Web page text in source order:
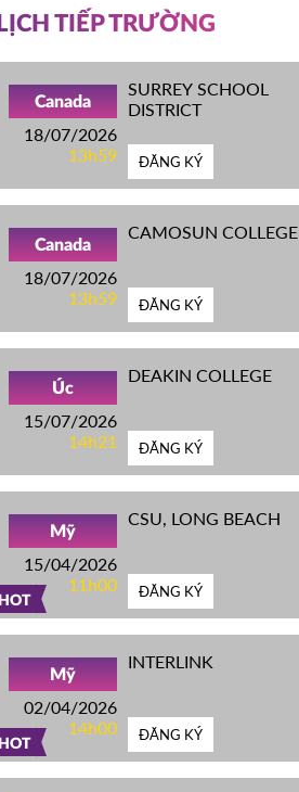
LỊCH TIẾP TRƯỜNG
Canada
18/07/2026
13h59
SURREY SCHOOL
DISTRICT
ĐĂNG KÝ
Canada
18/07/2026
13h59
CAMOSUN COLLEGE
ĐĂNG KÝ
Úc
15/07/2026
14h21
DEAKIN COLLEGE
ĐĂNG KÝ
HOT
Mỹ
15/04/2026
11h00
CSU, LONG BEACH
ĐĂNG KÝ
HOT
Mỹ
02/04/2026
14h00
INTERLINK
ĐĂNG KÝ